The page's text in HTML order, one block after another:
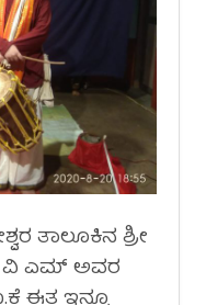
ತಾಲೂಕಿನ ಶ್ರೀ
ವಿ ಎಮ್ ಅವರ